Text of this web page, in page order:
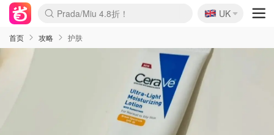
麦卢卡蜂蜜夏促！个位数！
Prada/Miu 4.8折！
啥？必胜客披萨5折！
🇬🇧
UK
首页 攻略 护肤